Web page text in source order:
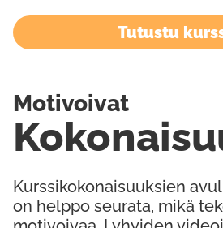
Tutustu
Kurssikokonaisuuksien
on helppo seurata, mikä
Motivoivat